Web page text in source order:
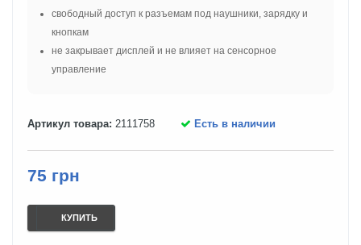
свободный доступ к разъемам под наушники, зарядку и
кнопкам
не закрывает дисплей и не влияет на сенсорное
управление
Артикул товара: 2111758 Есть в наличии
75 грн
КУПИТЬ